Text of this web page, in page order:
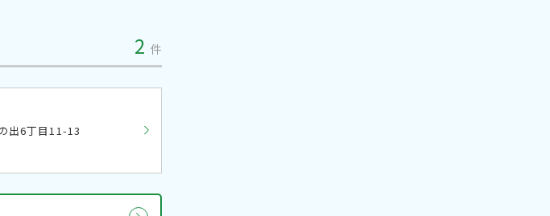
2 件
出6丁目11-13